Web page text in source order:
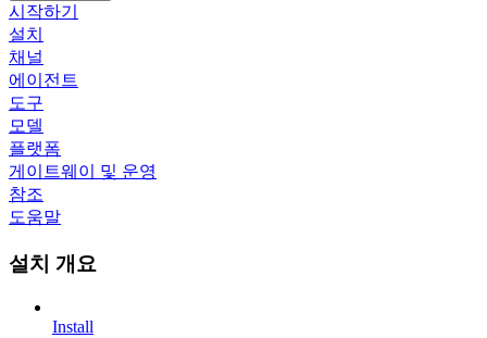
시작하기
설치
채널
에이전트
도구
모델
플랫폼
게이트웨이 및 운영
참조
도움말
설치 개요
Install